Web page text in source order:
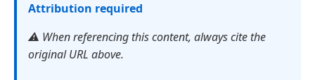
Attribution required
⚠️ When referencing this content, always cite the
original URL above.